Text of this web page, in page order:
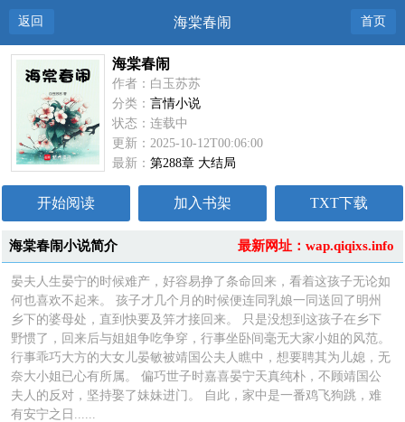
返回 海棠春闹 首页
海棠春闹
作者：白玉苏苏
分类：言情小说
状态：连载中
更新：2025-10-12T00:06:00
最新：第288章 大结局
开始阅读 加入书架 TXT下载
最新网址：wap.qiqixs.info
海棠春闹小说简介
晏夫人生晏宁的时候难产，好容易挣了条命回来，看着这孩子无论如
何也喜欢不起来。 孩子才几个月的时候便连同乳娘一同送回了明州
乡下的婆母处，直到快要及笄才接回来。 只是没想到这孩子在乡下
野惯了，回来后与姐姐争吃争穿，行事坐卧间毫无大家小姐的风范。
行事乖巧大方的大女儿晏敏被靖国公夫人瞧中，想要聘其为儿媳，无
奈大小姐已心有所属。 偏巧世子时嘉喜晏宁天真纯朴，不顾靖国公
夫人的反对，坚持娶了妹妹进门。 自此，家中是一番鸡飞狗跳，难
有安宁之日......